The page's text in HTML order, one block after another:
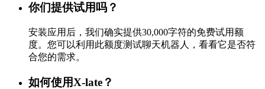
你们提供试用吗？
安装应用后，我们确实提供30,000字符的免费试用额
度。您可以利用此额度测试聊天机器人，看看它是否符
合您的需求。
如何使用X-late？